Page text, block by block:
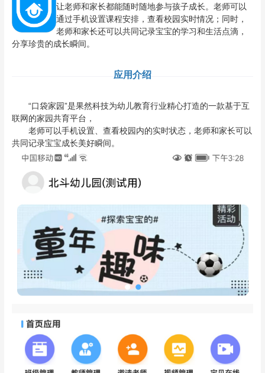
让老师和家长都能随时随地参与孩子成长。老师可以
通过手机设置课程安排，查看校园实时情况；同时，
老师和家长还可以共同记录宝宝的学习和生活点滴，
分享珍贵的成长瞬间。
应用介绍
“口袋家园”是果然科技为幼儿教育行业精心打造的一款基于互
联网的家园共育平台，
老师可以手机设置、查看校园内的实时状态，老师和家长可以
共同记录宝宝成长美好瞬间。